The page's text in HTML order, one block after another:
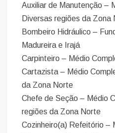
Auxiliar de Manutenção –
Diversas regiões da Zona
Bombeiro Hidráulico –
Madureira e Irajá
Carpinteiro – Médio
Cartazista – Médio
da Zona Norte
Chefe de Seção – Médio
regiões da Zona Norte
Cozinheiro(a) Refeitório –